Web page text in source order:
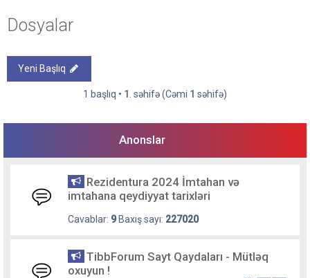
Dosyalar
Yeni Başlıq
1 başlıq • 1 . səhifə (Cəmi 1 səhifə)
Anonslar
Rezidentura 2024 İmtahan və
imtahana qeydiyyat tarixləri
Cavablar: 9Baxış sayı: 227020
TibbForum Sayt Qaydaları - Mütləq
oxuyun !